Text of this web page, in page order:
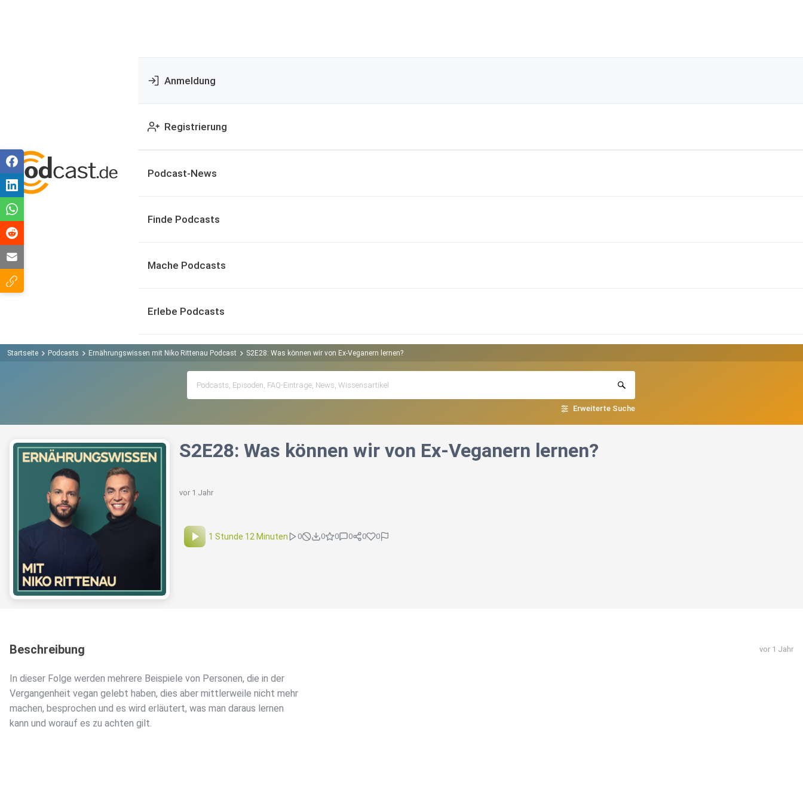
Anmeldung
Registrierung
Podcast-News
Finde Podcasts
Mache Podcasts
Erlebe Podcasts
Startseite Podcasts Ernährungswissen mit Niko Rittenau Podcast S2E28: Was können wir von Ex-Veganern lernen?
Erweiterte Suche
S2E28: Was können wir von Ex-Veganern lernen?
vor 1 Jahr
1 Stunde 12 Minuten 0 0 0 0 0 0
Beschreibung vor 1 Jahr
In dieser Folge werden mehrere Beispiele von Personen, die in der
Vergangenheit vegan gelebt haben, dies aber mittlerweile nicht mehr
machen, besprochen und es wird erläutert, was man daraus lernen
kann und worauf es zu achten gilt.